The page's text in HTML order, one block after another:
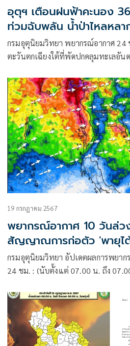
อุตุฯ เตือนฝนฟ้าคะนอง
ท่วมฉับพลัน น้ำป่าไหลหลา
กรมอุตุนิยมวิทยา พยากรณ์อากาศ 24
ตะวันตกเฉียงใต้ที่พัดปกคลุมทะเลอัน
19 กรกฎาคม 2567
พยากรณ์อากาศ 10 วันล่
สัญญาณการก่อตัว 'พายุไ
กรมอุตุนิยมวิทยา อัปเดตผลการพยา
24 ชม. : (นับตั้งแต่ 07.00 น. ถึง